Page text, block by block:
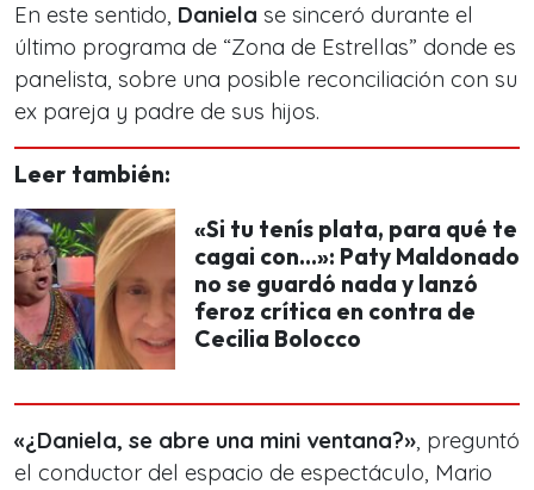
En este sentido, Daniela se sinceró durante el
último programa de “Zona de Estrellas” donde es
panelista, sobre una posible reconciliación con su
ex pareja y padre de sus hijos.
Leer también:
«Si tu tenís plata, para qué te
cagai con…»: Paty Maldonado
no se guardó nada y lanzó
feroz crítica en contra de
Cecilia Bolocco
«¿Daniela, se abre una mini ventana?», preguntó
el conductor del espacio de espectáculo, Mario